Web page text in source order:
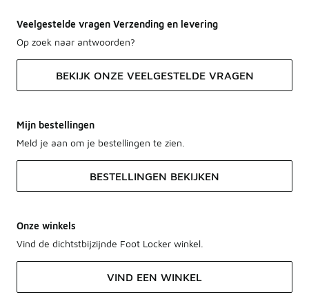
Veelgestelde vragen Verzending en levering
Op zoek naar antwoorden?
BEKIJK ONZE VEELGESTELDE VRAGEN
Mijn bestellingen
Meld je aan om je bestellingen te zien.
BESTELLINGEN BEKIJKEN
Onze winkels
Vind de dichtstbijzijnde Foot Locker winkel.
VIND EEN WINKEL